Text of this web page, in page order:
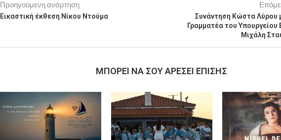
Προηγούμενη ανάρτηση
Εικαστική έκθεση Νίκου Ντούμα
Συνάντηση Κώστα Λύρου
Γραμματέα του
Μιχάλη
MΠΟΡΕΊ ΝΑ ΣΟΥ ΑΡΈΣΕΙ ΕΠΊΣΗΣ